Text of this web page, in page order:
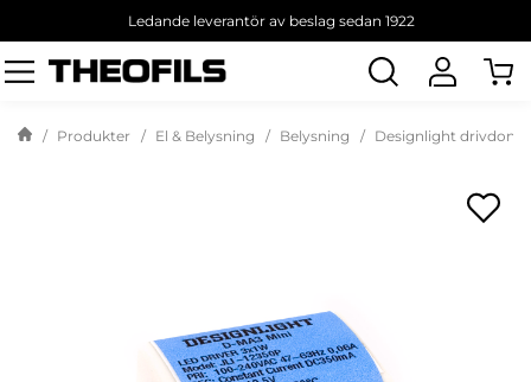
Ledande leverantör av beslag sedan 1922
Sök
produkt
Produkter El & Belysning Belysning Designlight drivdon